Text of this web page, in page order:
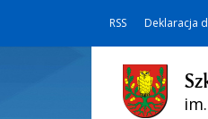
RSS Deklaracja